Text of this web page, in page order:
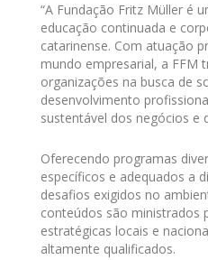
“A Fundação Fritz Müller é
educação continuada e
catarinense. Com atuação
mundo empresarial, a FFM
organizações na busca de
desenvolvimento
sustentável dos negócios e
Oferecendo programas
específicos e adequados a
desafios exigidos no
conteúdos são ministrados
estratégicas locais e
altamente qualificados.